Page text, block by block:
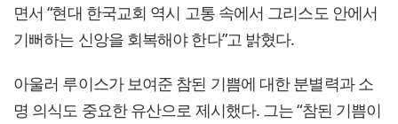
면서 “현대 한국교회 역시 고통 속에서 그리스도 안에서
기뻐하는 신앙을 회복해야 한다”고 밝혔다.
아울러 루이스가 보여준 참된 기쁨에 대한 분별력과 소
명 의식도 중요한 유산으로 제시했다. 그는 “참된 기쁨이